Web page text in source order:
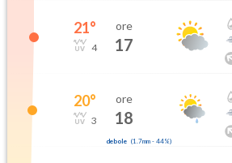
21°
4
ore
17
20°
3
ore
18
debole (1.7mm- 44%)